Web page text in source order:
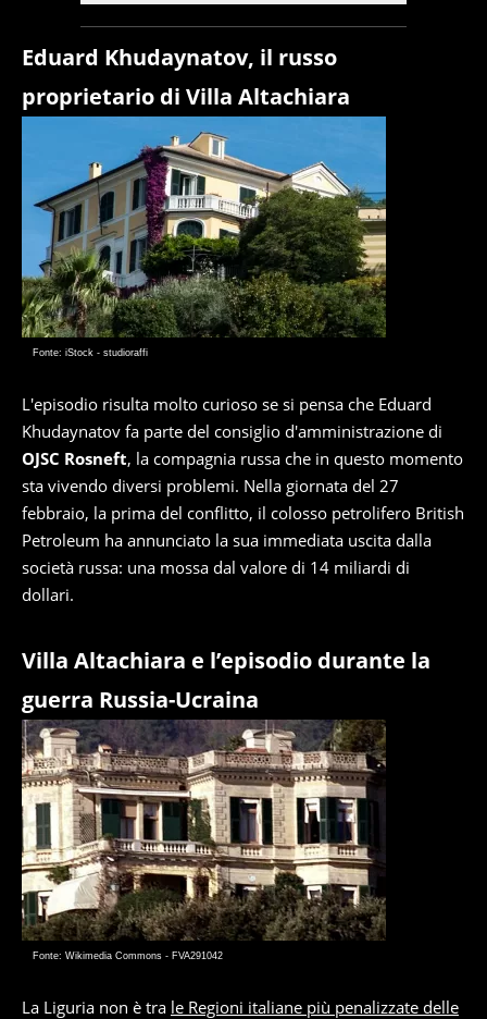
Eduard Khudaynatov, il russo
proprietario di Villa Altachiara
Fonte: iStock - studioraffi
L'episodio risulta molto curioso se si pensa che Eduard
Khudaynatov fa parte del consiglio d'amministrazione di
OJSC Rosneft, la compagnia russa che in questo momento
sta vivendo diversi problemi. Nella giornata del 27
febbraio, la prima del conflitto, il colosso petrolifero British
Petroleum ha annunciato la sua immediata uscita dalla
società russa: una mossa dal valore di 14 miliardi di
dollari.
Villa Altachiara e l’episodio durante la
guerra Russia-Ucraina
Fonte: Wikimedia Commons - FVA291042
La Liguria non è tra le Regioni italiane più penalizzate delle